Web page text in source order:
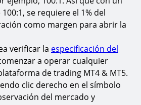
se requiere el 1% del
como margen para abrir la
verificar la especificación del
a operar cualquier
de trading MT4 & MT5.
clic derecho en el símbolo
del mercado y